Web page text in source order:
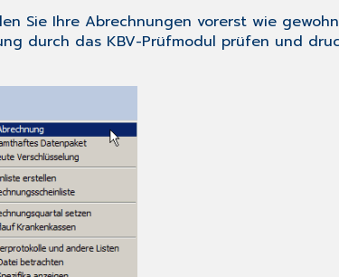
Sie Ihre Abrechnungen vorerst wie
durch das KBV-Prüfmodul prüfen und